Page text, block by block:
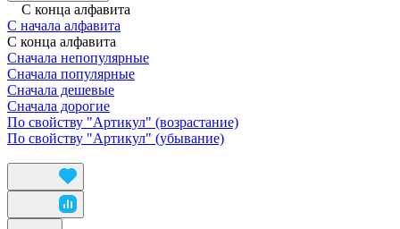
С конца алфавита
С начала алфавита
С конца алфавита
Сначала непопулярные
Сначала популярные
Сначала дешевые
Сначала дорогие
По свойству "Артикул" (возрастание)
По свойству "Артикул" (убывание)